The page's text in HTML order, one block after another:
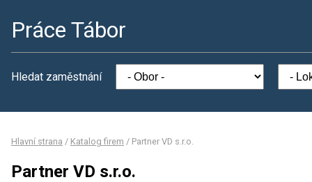
Práce Tábor
Hledat zaměstnání
Hlavní strana / Katalog firem / Partner VD s.r.o.
Partner VD s.r.o.